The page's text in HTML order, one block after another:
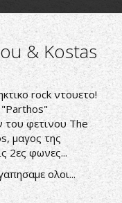
& Kostas
rock ντουετο!
του φετινου The
, μαγος της
2ες φωνες...
ολοι...